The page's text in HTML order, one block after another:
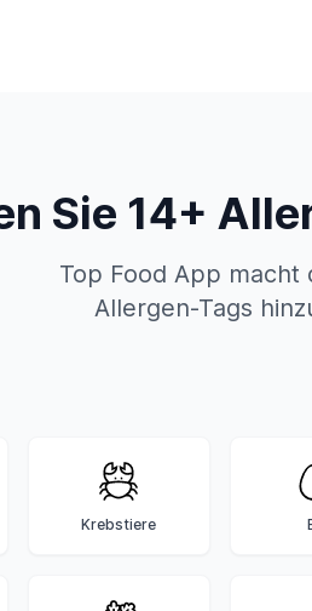
Sie 14+
Top Food App macht
Allergen-Tags
Krebstiere